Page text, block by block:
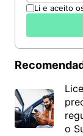
com valores
Famoso pelas
azul-claro,
hoteleira.
Li e aceito
o